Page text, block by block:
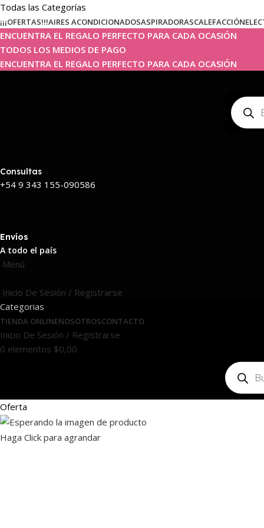
Todas las Categorías
¡¡¡OFERTAS!!!AIRES ACONDICIONADOSASPIRADORASCALEFACCIÓN
ENCUENTRA EL REGALO PERFECTO PARA CADA OCASIÓN
TODOS LOS MEDIOS DE PAGO
ENCUENTRA EL REGALO PERFECTO PARA CADA OCASIÓN
Consultas
+54 9 343 155-090586
Envíos
A todo el país
Menú
Inicio De Sesión / Registrarse
Categorias
TIENDA ONLINENOSOTROSCONTACTO
Inicio De Sesión / Registrarse
0 elementos $0,00
Oferta
Haga Click para agrandar